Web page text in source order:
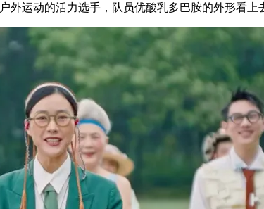
外运动的活力选手，队员优酸乳多巴胺的外形看